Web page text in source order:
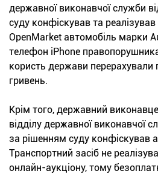
державної виконавчої служби
суду конфіскував та
OpenMarket автомобіль марки
телефон iPhone
користь держави перерахували
гривень.
Крім того, державний
відділу державної виконавчої
за рішенням суду конфіскував
Транспортний засіб не
онлайн-аукціону, тому